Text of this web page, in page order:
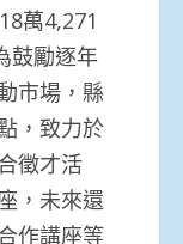
萬4,271
鼓勵逐年
市場，縣
，致力於
徵才活
，未來還
作講座等